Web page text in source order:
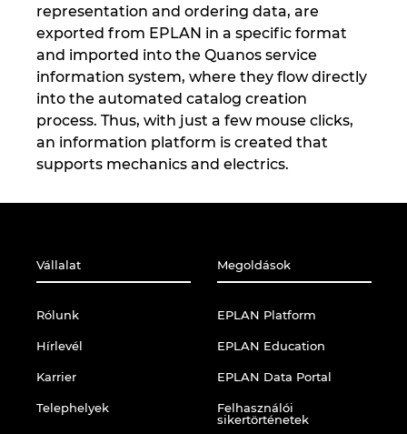
representation and ordering data, are
exported from EPLAN in a specific format
and imported into the Quanos service
information system, where they flow directly
into the automated catalog creation
process. Thus, with just a few mouse clicks,
an information platform is created that
supports mechanics and electrics.
Vállalat
Rólunk
Hírlevél
Karrier
Telephelyek
Megoldások
EPLAN Platform
EPLAN Education
EPLAN Data Portal
Felhasználói
sikertörténetek
Slovenia
South Africa
South Korea
Spain
Switzerland
Thailand
Turkey
Ukraine